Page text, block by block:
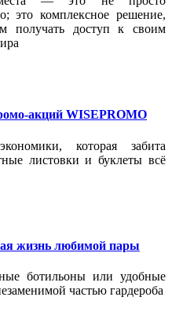
это комплексное решение,
получать доступ к своим
акций WISEPROMO
которая забита
листовки и буклеты всё
жизнь любимой пары
ботильоны или удобные
частью гардероба